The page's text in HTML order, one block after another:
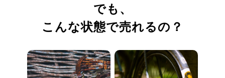
でも、
こんな状態で売れるの？